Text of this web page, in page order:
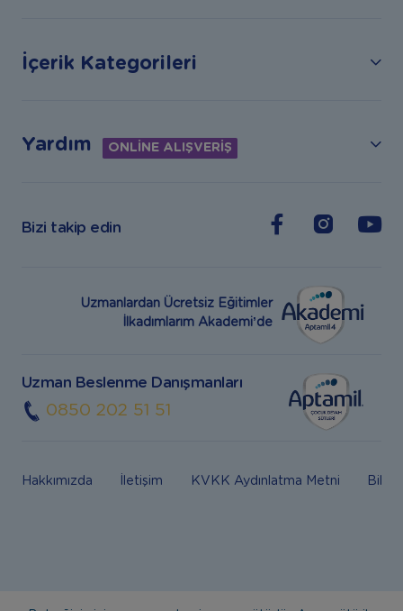
İçerik Kategorileri
Yardım ONLİNE ALIŞVERİŞ
Bizi takip edin
Uzmanlardan Ücretsiz Eğitimler
İlkadımlarım Akademi’de
Uzman Beslenme Danışmanları
0850 202 51 51
Hakkımızda İletişim KVKK Aydınlatma Metni Bilgi